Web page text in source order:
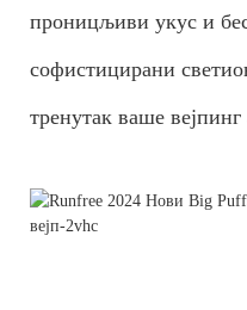
проницљиви укус и
софистицирани
тренутак ваше вејпинг